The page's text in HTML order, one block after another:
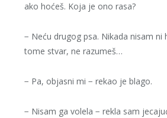
ako hoćeš. Koja je ono rasa?
− Neću drugog psa. Nikada nisam ni
tome stvar, ne razumeš…
− Pa, objasni mi − rekao je blago.
− Nisam ga volela − rekla sam